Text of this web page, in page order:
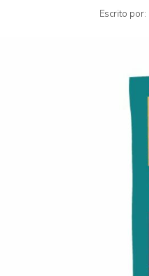
Escrito por: